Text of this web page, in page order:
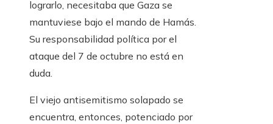
lograrlo, necesitaba que Gaza se
mantuviese bajo el mando de Hamás.
Su responsabilidad política por el
ataque del 7 de octubre no está en
duda.
El viejo antisemitismo solapado se
encuentra, entonces, potenciado por